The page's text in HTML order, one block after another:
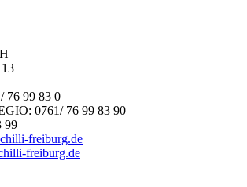
76 99 83 0
0761/ 76 99 83 90
99
freiburg.de
freiburg.de